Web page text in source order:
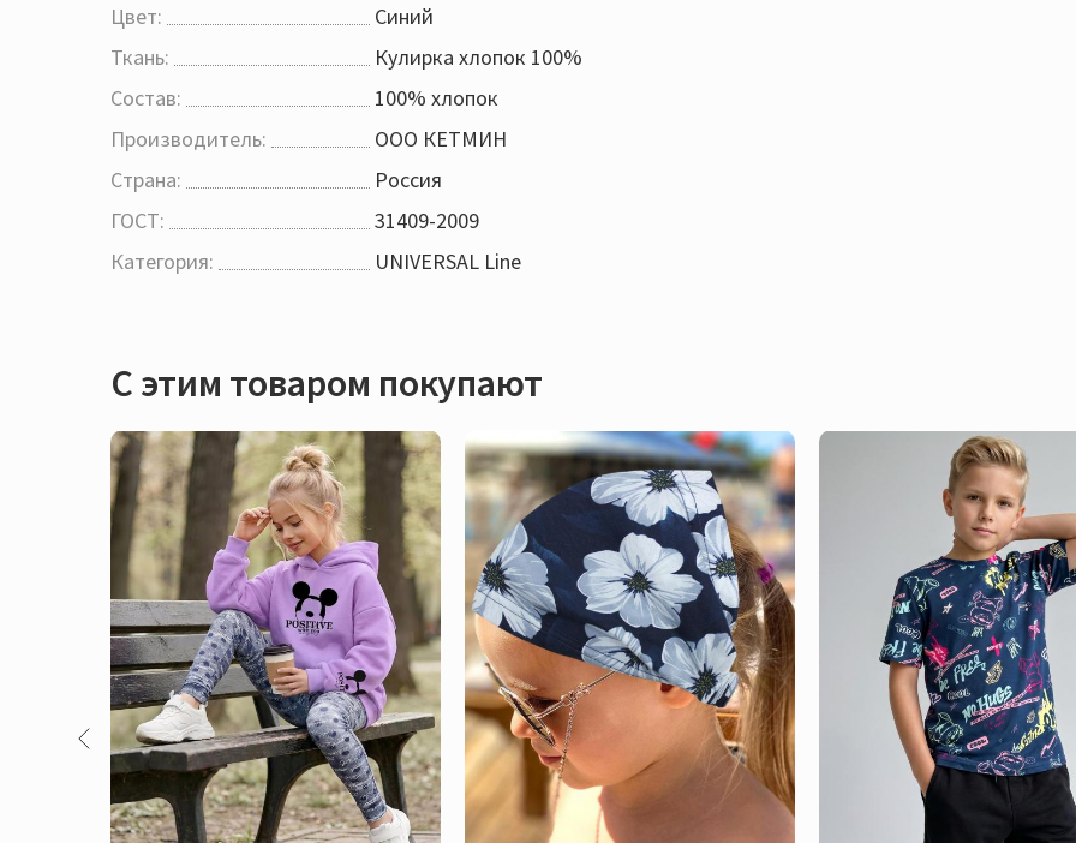
Цвет:
Синий
Ткань:
Кулирка хлопок 100%
Состав:
100% хлопок
Производитель:
ООО КЕТМИН
Страна:
Россия
ГОСТ:
31409-2009
Категория:
UNIVERSAL Line
С этим товаром покупают